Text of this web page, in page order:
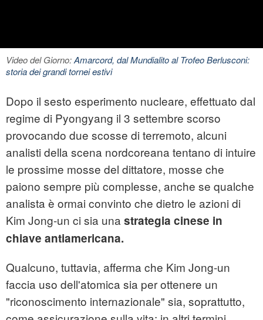
Video del Giorno:Amarcord, dal Mundialito al Trofeo Berlusconi:
storia dei grandi tornei estivi
Dopo il sesto esperimento nucleare, effettuato dal
regime di Pyongyang il 3 settembre scorso
provocando due scosse di terremoto, alcuni
analisti della scena nordcoreana tentano di intuire
le prossime mosse del dittatore, mosse che
paiono sempre più complesse, anche se qualche
analista è ormai convinto che dietro le azioni di
Kim Jong-un ci sia una strategia cinese in
chiave antiamericana.
Qualcuno, tuttavia, afferma che Kim Jong-un
faccia uso dell'atomica sia per ottenere un
"riconoscimento internazionale" sia, soprattutto,